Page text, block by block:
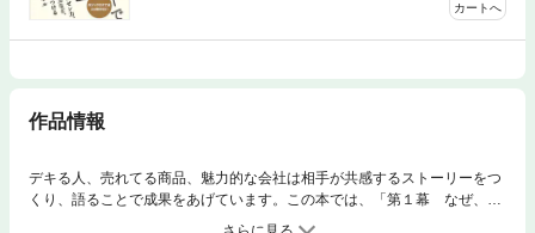
カートへ
作品情報
デキる人、売れてる商品、魅力的な会社は相手が共感するストーリーをつ
くり、語ることで成果をあげています。この本では、「第１幕 なぜ、
今、“仕事にストーリー”なのか？ （理論篇）」「第2幕 こんなストーリ